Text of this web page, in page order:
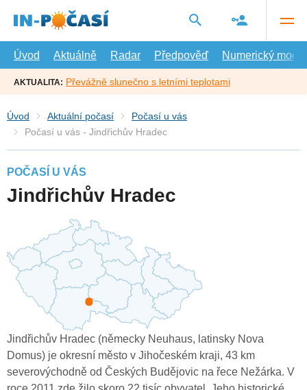
hlavní
Úvod
Aktuálně Radar Předpověď Numerický model
AKTUALITA: Převážně slunečno s letními teplotami
Úvod Aktuální počasí
Počasí u vás
Počasí u vás - Jindřichův Hradec
POČASÍ U VÁS
Jindřichův Hradec
Jindřichův Hradec (německy Neuhaus, latinsky Nova
Domus) je okresní město v Jihočeském kraji, 43 km
severovýchodně od Českých Budějovic na řece Nežárka. V